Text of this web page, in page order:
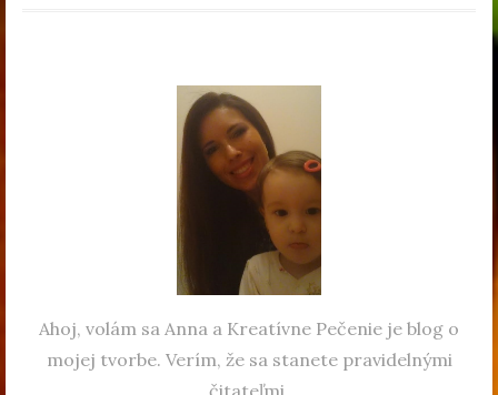
Ahoj, volám sa Anna a Kreatívne Pečenie je blog o
mojej tvorbe. Verím, že sa stanete pravidelnými
čitateľmi.